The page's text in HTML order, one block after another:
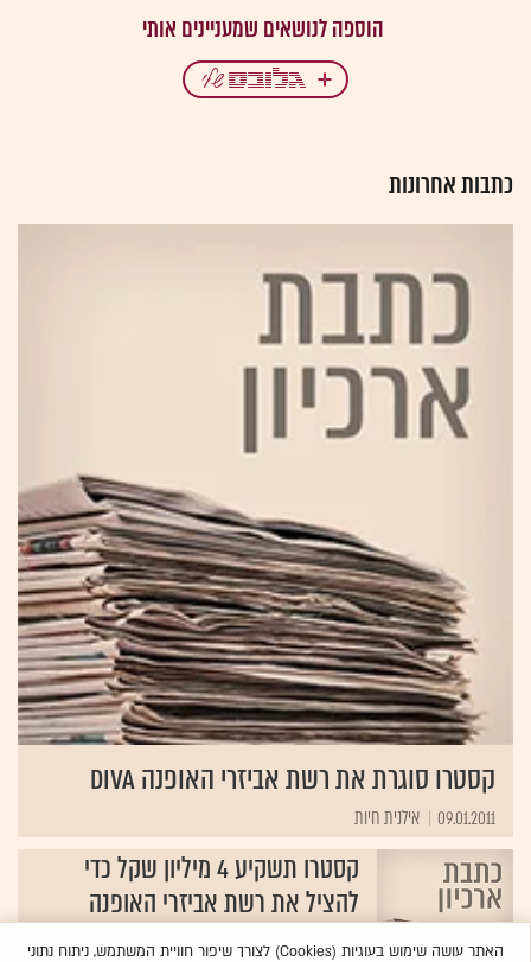
כתבות אחרונות
קסטרו סוגרת את רשת אביזרי האופנה DIVA
09.01.2011 אילנית חיות
קסטרו תשקיע 4 מיליון שקל כדי
להציל את רשת אביזרי האופנה
"דיווה"
האתר עושה שימוש בעוגיות (Cookies) לצורך שיפור חוויית המשתמש, ניתוח נתוני